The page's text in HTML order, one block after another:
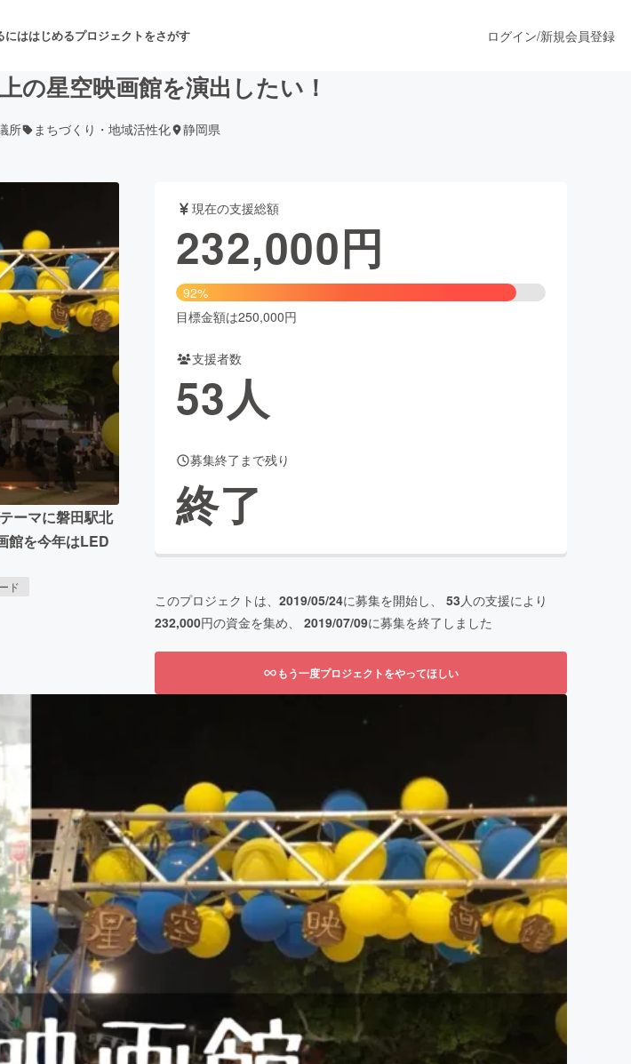
にははじめるプロジェクトをさがす
舞台・パフォーマンス
フード・飲食店 ファッション
アニメ・漫画
ビューティー・ヘルスケア
Good
CAMPFIRE Creation
納税machi-ya コミュニティ
ログイン/新規会員登録
の星空映画館を演出したい！
所 まちづくり・地域活性化 静岡県
ーマに磐田駅北
館を今年はLED
ド
現在の支援総額
232,000円
92%
目標金額は250,000円
支援者数
53人
募集終了まで残り
終了
このプロジェクトは、 2019/05/24に募集を開始し、 53人の支援により
232,000円の資金を集め、 2019/07/09に募集を終了しました
もう一度プロジェクトをやってほしい